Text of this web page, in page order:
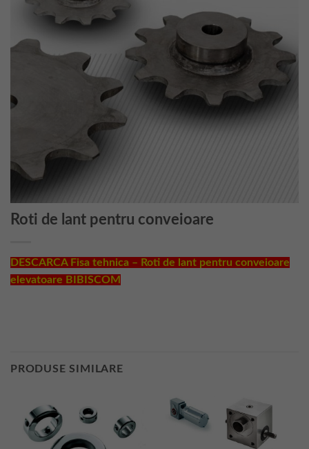
Roti de lant pentru conveioare
DESCARCA Fisa tehnica – Roti de lant pentru conveioare
elevatoare BIBISCOM
PRODUSE SIMILARE